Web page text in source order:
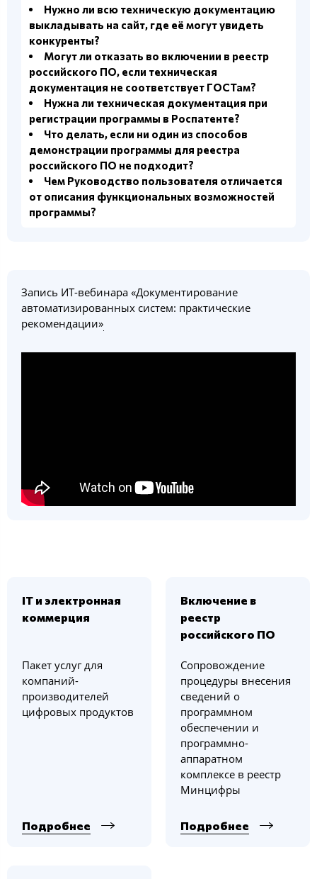
Нужно ли всю техническую документацию
выкладывать на сайт, где её могут увидеть
конкуренты?
Могут ли отказать во включении в реестр
российского ПО, если техническая
документация не соответствует ГОСТам?
Нужна ли техническая документация при
регистрации программы в Роспатенте?
Что делать, если ни один из способов
демонстрации программы для реестра
российского ПО не подходит?
Чем Руководство пользователя отличается
от описания функциональных возможностей
программы?
Запись ИТ-вебинара «Документирование
автоматизированных систем: практические
рекомендации»
IT и электронная
коммерция
Пакет услуг для
компаний-
производителей
цифровых продуктов
Подробнее
Включение в
реестр
российского ПО
Сопровождение
процедуры внесения
сведений о
программном
обеспечении и
программно-
аппаратном
комплексе в реестр
Минцифры
Подробнее